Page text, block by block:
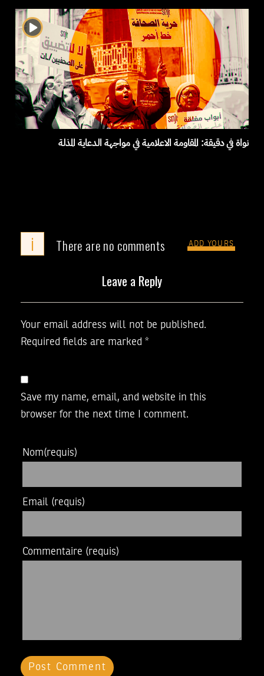
نواة في دقيقة: المقاومة الاعلامية في مواجهة الدعاية المذلة
i There are no comments ADD YOURS
Leave a Reply
Your email address will not be published.
Required fields are marked *
Save my name, email, and website in this
browser for the next time I comment.
Nom(requis)
Email (requis)
Commentaire (requis)